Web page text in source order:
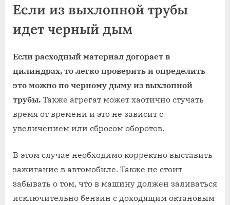
Если из выхлопной трубы
идет черный дым
Если расходный материал догорает в
цилиндрах, то легко проверить и определить
это можно по черному дыму из выхлопной
трубы. Также агрегат может хаотично стучать
время от времени и это не зависит с
увеличением или сбросом оборотов.
В этом случае необходимо корректно выставить
зажигание в автомобиле. Также не стоит
забывать о том, что в машину должен заливаться
исключительно бензин с доходящим октановым